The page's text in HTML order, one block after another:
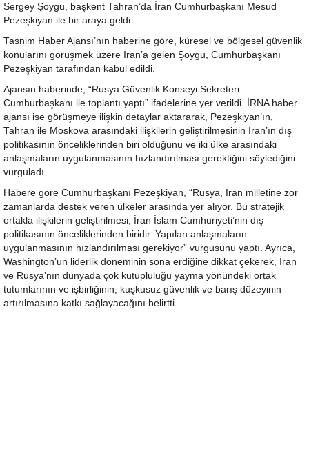
Sergey Şoygu, başkent Tahran’da İran Cumhurbaşkanı Mesud
Pezeşkiyan ile bir araya geldi.
Tasnim Haber Ajansı’nın haberine göre, küresel ve bölgesel güvenlik
konularını görüşmek üzere İran’a gelen Şoygu, Cumhurbaşkanı
Pezeşkiyan tarafından kabul edildi.
Ajansın haberinde, “Rusya Güvenlik Konseyi Sekreteri
Cumhurbaşkanı ile toplantı yaptı” ifadelerine yer verildi. İRNA haber
ajansı ise görüşmeye ilişkin detaylar aktararak, Pezeşkiyan’ın,
Tahran ile Moskova arasındaki ilişkilerin geliştirilmesinin İran’ın dış
politikasının önceliklerinden biri olduğunu ve iki ülke arasındaki
anlaşmaların uygulanmasının hızlandırılması gerektiğini söylediğini
vurguladı.
Habere göre Cumhurbaşkanı Pezeşkiyan, “Rusya, İran milletine zor
zamanlarda destek veren ülkeler arasında yer alıyor. Bu stratejik
ortakla ilişkilerin geliştirilmesi, İran İslam Cumhuriyeti’nin dış
politikasının önceliklerinden biridir. Yapılan anlaşmaların
uygulanmasının hızlandırılması gerekiyor” vurgusunu yaptı. Ayrıca,
Washington’un liderlik döneminin sona erdiğine dikkat çekerek, İran
ve Rusya’nın dünyada çok kutupluluğu yayma yönündeki ortak
tutumlarının ve işbirliğinin, kuşkusuz güvenlik ve barış düzeyinin
artırılmasına katkı sağlayacağını belirtti.